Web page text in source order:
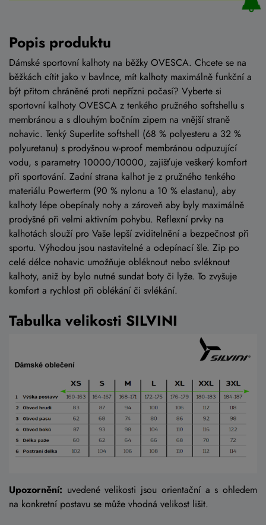
Popis produktu
Dámské sportovní kalhoty na běžky OVESCA. Chcete se na
běžkách cítit jako v bavlnce, mít kalhoty maximálně funkční a
být přitom chráněné proti nepřízni počasí? Vyberte si
sportovní kalhoty OVESCA z tenkého pružného softshellu s
membránou a s dlouhým bočním zipem na vnější straně
nohavic. Tenký Superlite softshell (68 % polyesteru a 32 %
polyuretanu) s prodyšnou w-proof membránou odpuzující
vodu, s parametry 10000/10000, zajišťuje veškerý komfort
při sportování. Zadní strana kalhot je z pružného tenkého
materiálu Powerterm (90 % nylonu a 10 % elastanu), aby
kalhoty lépe obepínaly nohy a zároveň aby byly maximálně
prodyšné při velmi aktivním pohybu. Reflexní prvky na
kalhotách slouží pro Vaše lepší zviditelnění a bezpečnost při
sportu. Výhodou jsou nastavitelné a odepínací šle. Zip po
celé délce nohavic umožňuje obléknout nebo svléknout
kalhoty, aniž by bylo nutné sundat boty či lyže. To zvyšuje
komfort a rychlost při oblékání či svlékání.
Tabulka velikosti SILVINI
Upozornění: uvedené velikosti jsou orientační a s ohledem
na konkretní postavu se může vhodná velikost lišit.